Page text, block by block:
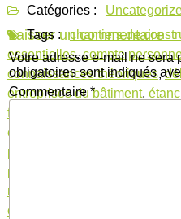
Catégories :
Tags : chantiers de
essentielles,compte
connaissances théoriques,
entreprises du bâtiment,
formation plomberie cpf
équipements sanitaires
plans
plombiers indépendants
reconversion professionnelle
chauffage
Laisser un commentaire
Votre adresse e-mail ne sera
obligatoires sont indiqués
Commentaire*